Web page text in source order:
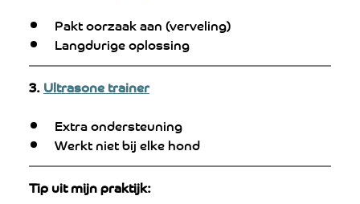
Pakt oorzaak aan (verveling)
Langdurige oplossing
3. Ultrasone trainer
Extra ondersteuning
Werkt niet bij elke hond
Tip uit mijn praktijk: